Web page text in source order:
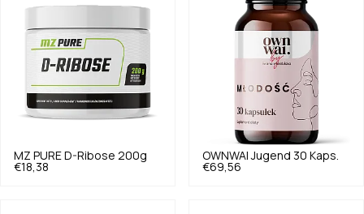
MZ PURE D-Ribose 200g
€18,38
OWNWAI Jugend 30 Kaps.
€69,56